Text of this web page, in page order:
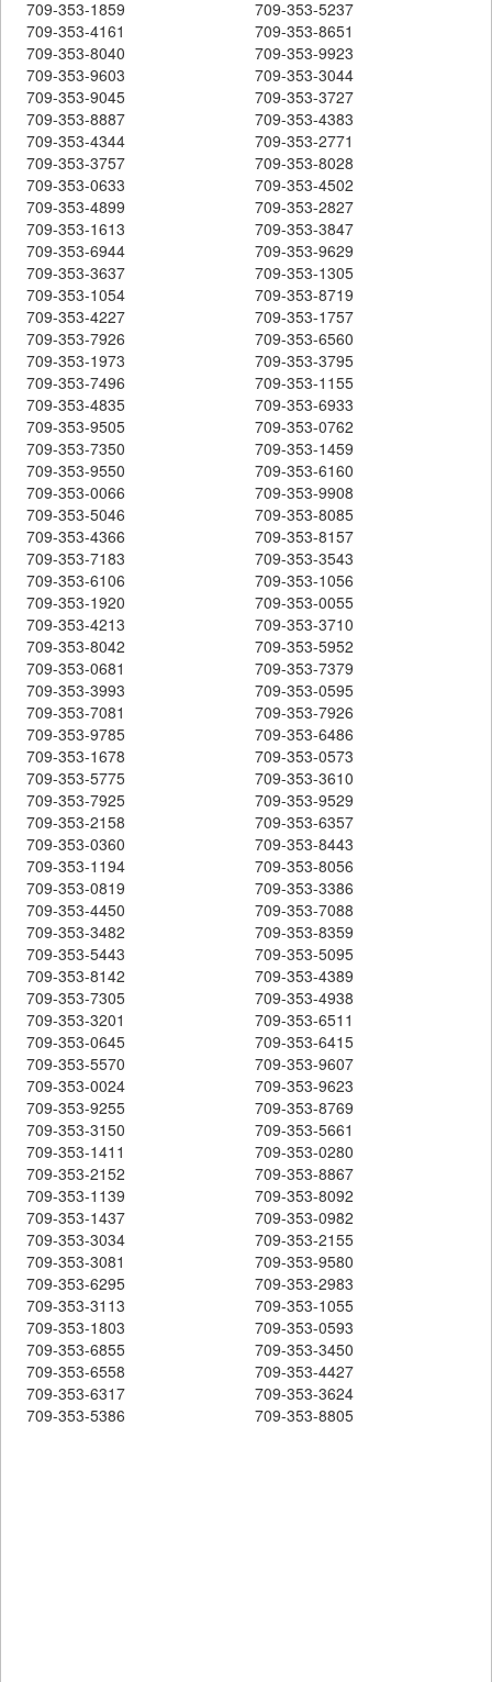
709-353-1859
709-353-5237
709-353-4161
709-353-8651
709-353-8040
709-353-9923
709-353-9603
709-353-3044
709-353-9045
709-353-3727
709-353-8887
709-353-4383
709-353-4344
709-353-2771
709-353-3757
709-353-8028
709-353-0633
709-353-4502
709-353-4899
709-353-2827
709-353-1613
709-353-3847
709-353-6944
709-353-9629
709-353-3637
709-353-1305
709-353-1054
709-353-8719
709-353-4227
709-353-1757
709-353-7926
709-353-6560
709-353-1973
709-353-3795
709-353-7496
709-353-1155
709-353-4835
709-353-6933
709-353-9505
709-353-0762
709-353-7350
709-353-1459
709-353-9550
709-353-6160
709-353-0066
709-353-9908
709-353-5046
709-353-8085
709-353-4366
709-353-8157
709-353-7183
709-353-3543
709-353-6106
709-353-1056
709-353-1920
709-353-0055
709-353-4213
709-353-3710
709-353-8042
709-353-5952
709-353-0681
709-353-7379
709-353-3993
709-353-0595
709-353-7081
709-353-7926
709-353-9785
709-353-6486
709-353-1678
709-353-0573
709-353-5775
709-353-3610
709-353-7925
709-353-9529
709-353-2158
709-353-6357
709-353-0360
709-353-8443
709-353-1194
709-353-8056
709-353-0819
709-353-3386
709-353-4450
709-353-7088
709-353-3482
709-353-8359
709-353-5443
709-353-5095
709-353-8142
709-353-4389
709-353-7305
709-353-4938
709-353-3201
709-353-6511
709-353-0645
709-353-6415
709-353-5570
709-353-9607
709-353-0024
709-353-9623
709-353-9255
709-353-8769
709-353-3150
709-353-5661
709-353-1411
709-353-0280
709-353-2152
709-353-8867
709-353-1139
709-353-8092
709-353-1437
709-353-0982
709-353-3034
709-353-2155
709-353-3081
709-353-9580
709-353-6295
709-353-2983
709-353-3113
709-353-1055
709-353-1803
709-353-0593
709-353-6855
709-353-3450
709-353-6558
709-353-4427
709-353-6317
709-353-3624
709-353-5386
709-353-8805